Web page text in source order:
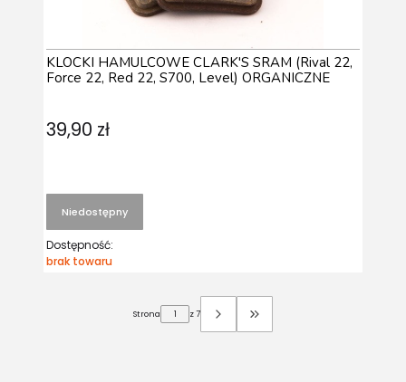
KLOCKI HAMULCOWE CLARK'S SRAM (Rival 22,
Force 22, Red 22, S700, Level) ORGANICZNE
39,90 zł
Niedostępny
Dostępność:
brak towaru
Strona z 7 Przejdź do ostatniej strony z